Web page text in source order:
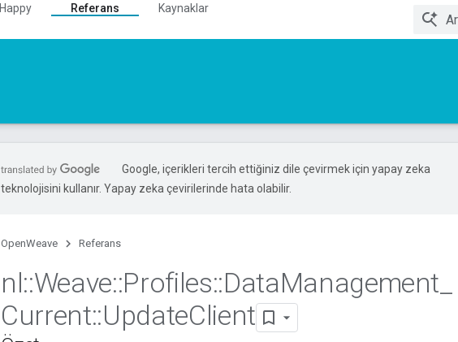
Happy Referans Kaynaklar
Google, içerikleri tercih ettiğiniz dile çevirmek için yapay zeka
teknolojisini kullanır. Yapay zeka çevirilerinde hata olabilir.
OpenWeave Referans
nl::Weave::Profiles::DataManagement
Current::UpdateClient